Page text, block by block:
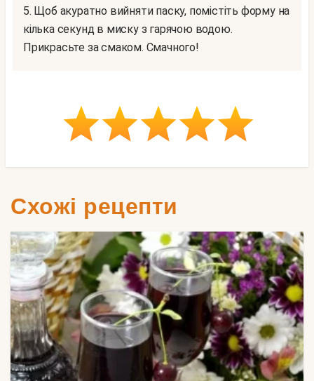
5. Щоб акуратно вийняти паску, помістіть форму на
кілька секунд в миску з гарячою водою.
Прикрасьте за смаком. Смачного!
Схожі рецепти